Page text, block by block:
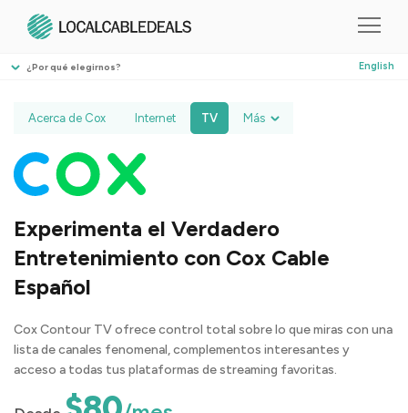
¿Por qué elegirnos? English
Acerca de Cox Internet TV Más
Experimenta el Verdadero
Entretenimiento con Cox Cable
Español
Cox Contour TV ofrece control total sobre lo que miras con una
lista de canales fenomenal, complementos interesantes y
acceso a todas tus plataformas de streaming favoritas.